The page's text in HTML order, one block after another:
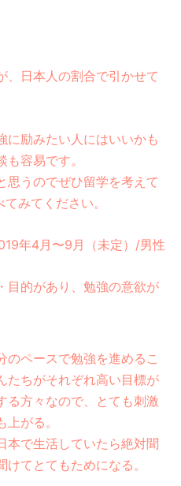
、日本人の割合で引かせて
に励みたい人にはいいかも
容易です。
思うのでぜひ留学を考えて
みてください。
年4月〜9月（未定）/男性
目的があり、勉強の意欲が
のペースで勉強を進めるこ
たちがそれぞれ高い目標が
る方々なので、とても刺激
がる。
本で生活していたら絶対聞
てとてもためになる。